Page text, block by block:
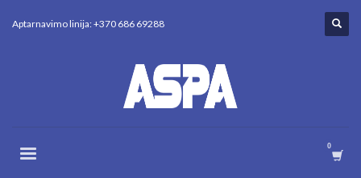
Aptarnavimo linija: +370 686 69288